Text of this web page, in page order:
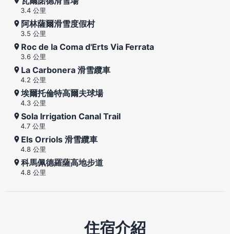
3.4 公里
阿林薩爾滑雪度假村
3.5 公里
Roc de la Coma d'Erts Via Ferrata
3.6 公里
La Carbonera 滑雪纜車
4.2 公里
埃爾托倫特高爾夫球場
4.3 公里
Sola Irrigation Canal Trail
4.7 公里
Els Orriols 滑雪纜車
4.8 公里
科馬佩德羅薩高地步道
4.8 公里
住宿介紹